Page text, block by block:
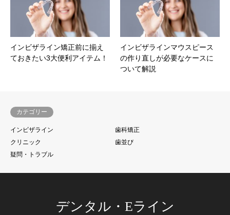
インビザライン矯正前に揃え
ておきたい3大便利アイテム！
インビザラインマウスピース
の作り直しが必要なケースに
ついて解説
カテゴリー
インビザライン
歯科矯正
クリニック
歯並び
疑問・トラブル
デンタル・Eライン